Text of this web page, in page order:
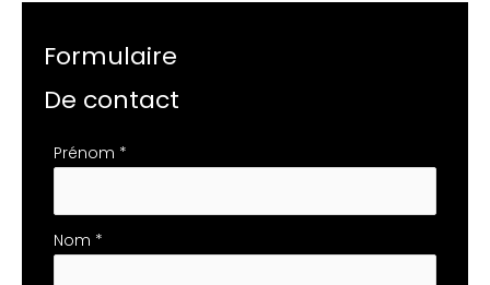
Formulaire
De contact
Formulaire
téléphone
Prénom *
Nom *